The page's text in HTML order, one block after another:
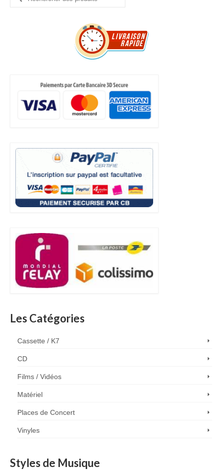
Les Catégories
Cassette / K7
CD
Films / Vidéos
Matériel
Places de Concert
Vinyles
Styles de Musique